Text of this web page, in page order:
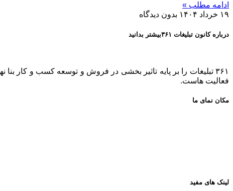
ادامه مطلب »
۱۹ خرداد ۱۴۰۴
بدون دیدگاه
درباره کانون تبلیغات ۳۶۱بیشتر بدانید
فعالیت هاست.
مکان نمای ما
لینک های مفید